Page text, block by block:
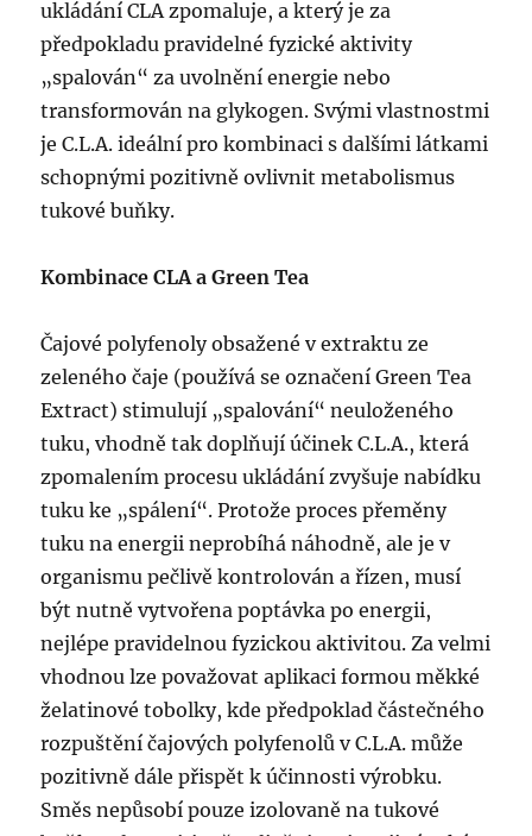
ukládání CLA zpomaluje, a který je za
předpokladu pravidelné fyzické aktivity
„spalován“ za uvolnění energie nebo
transformován na glykogen. Svými vlastnostmi
je C.L.A. ideální pro kombinaci s dalšími látkami
schopnými pozitivně ovlivnit metabolismus
tukové buňky.
Kombinace CLA a Green Tea
Čajové polyfenoly obsažené v extraktu ze
zeleného čaje (používá se označení Green Tea
Extract) stimulují „spalování“ neuloženého
tuku, vhodně tak doplňují účinek C.L.A., která
zpomalením procesu ukládání zvyšuje nabídku
tuku ke „spálení“. Protože proces přeměny
tuku na energii neprobíhá náhodně, ale je v
organismu pečlivě kontrolován a řízen, musí
být nutně vytvořena poptávka po energii,
nejlépe pravidelnou fyzickou aktivitou. Za velmi
vhodnou lze považovat aplikaci formou měkké
želatinové tobolky, kde předpoklad částečného
rozpuštění čajových polyfenolů v C.L.A. může
pozitivně dále přispět k účinnosti výrobku.
Směs nepůsobí pouze izolovaně na tukové